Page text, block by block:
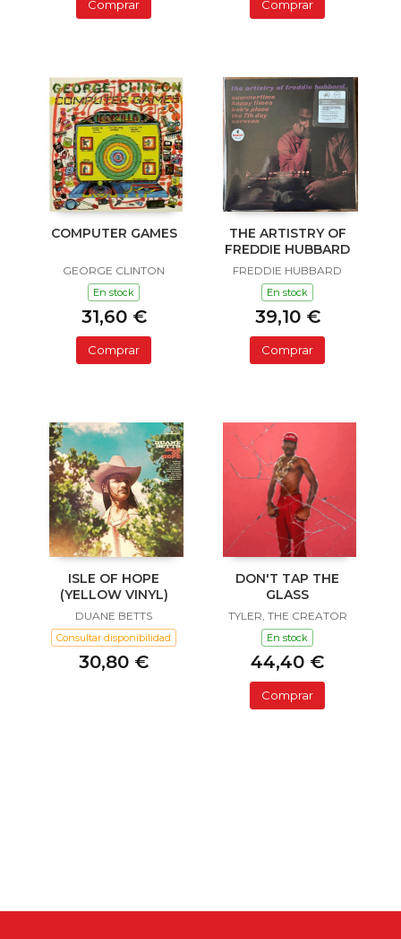
Comprar Comprar
COMPUTER GAMES
GEORGE CLINTON
En stock
31,60 €
Comprar
THE ARTISTRY OF
FREDDIE HUBBARD
FREDDIE HUBBARD
En stock
39,10 €
Comprar
ISLE OF HOPE
(YELLOW VINYL)
DUANE BETTS
Consultar disponibilidad
30,80 €
DON'T TAP THE
GLASS
TYLER, THE CREATOR
En stock
44,40 €
Comprar